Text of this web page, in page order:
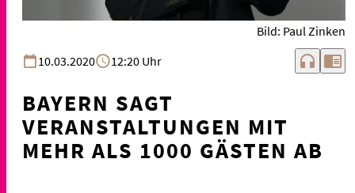
Bild: Paul Zinken
10.03.2020
12:20 Uhr headphones chrome_reader_mode
BAYERN SAGT
VERANSTALTUNGEN MIT
MEHR ALS 1000 GÄSTEN AB